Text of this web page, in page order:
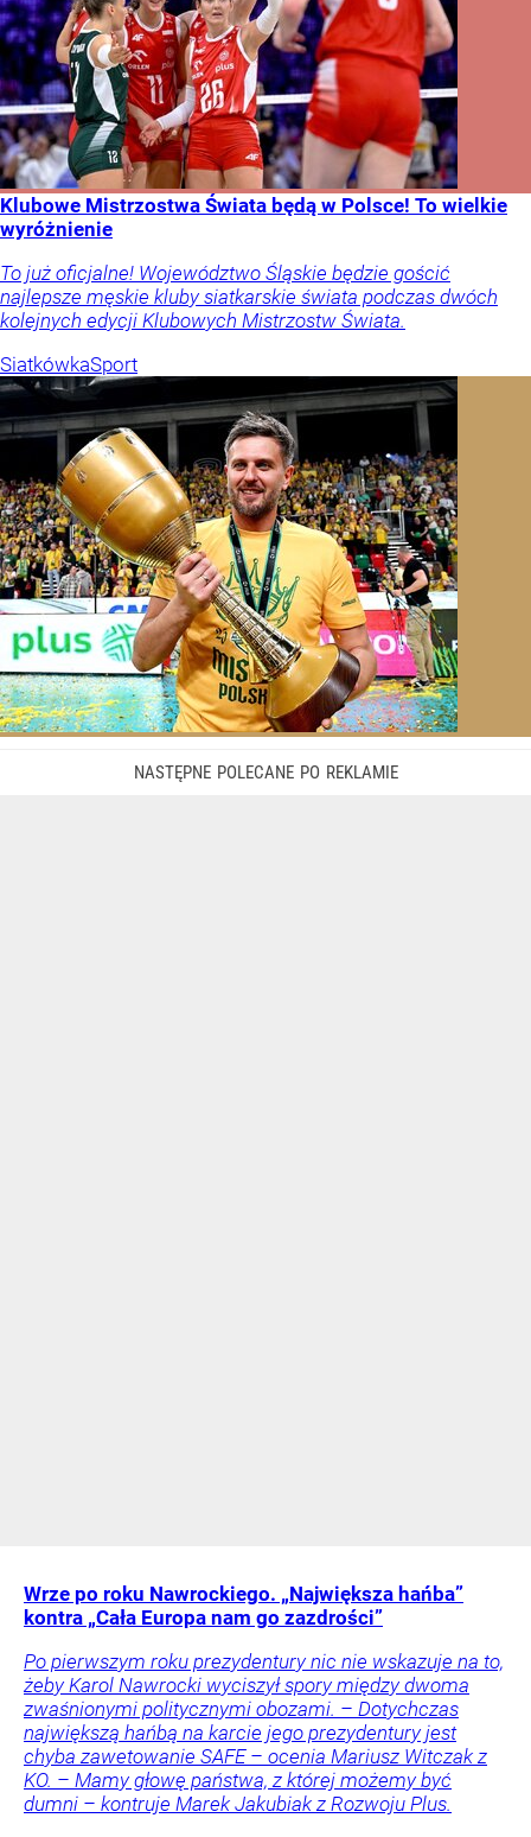
Klubowe Mistrzostwa Świata będą w Polsce! To wielkie
wyróżnienie
To już oficjalne! Województwo Śląskie będzie gościć
najlepsze męskie kluby siatkarskie świata podczas dwóch
kolejnych edycji Klubowych Mistrzostw Świata.
SiatkówkaSport
Wrze po roku Nawrockiego. „Największa hańba”
kontra „Cała Europa nam go zazdrości”
Po pierwszym roku prezydentury nic nie wskazuje na to,
żeby Karol Nawrocki wyciszył spory między dwoma
zwaśnionymi politycznymi obozami. – Dotychczas
największą hańbą na karcie jego prezydentury jest
chyba zawetowanie SAFE – ocenia Mariusz Witczak z
KO. – Mamy głowę państwa, z której możemy być
dumni – kontruje Marek Jakubiak z Rozwoju Plus.